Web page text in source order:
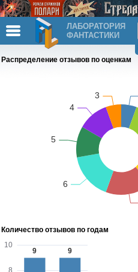
ЛАБОРАТОРИЯ
ФАНТАСТИКИ
Распределение отзывов по оценкам
Количество отзывов по годам